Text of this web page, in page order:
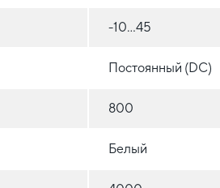
-10...45
Постоянный (DC)
800
Белый